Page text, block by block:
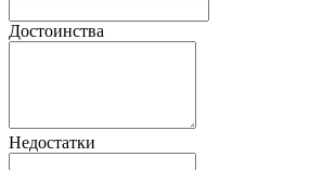
Достоинства
Недостатки